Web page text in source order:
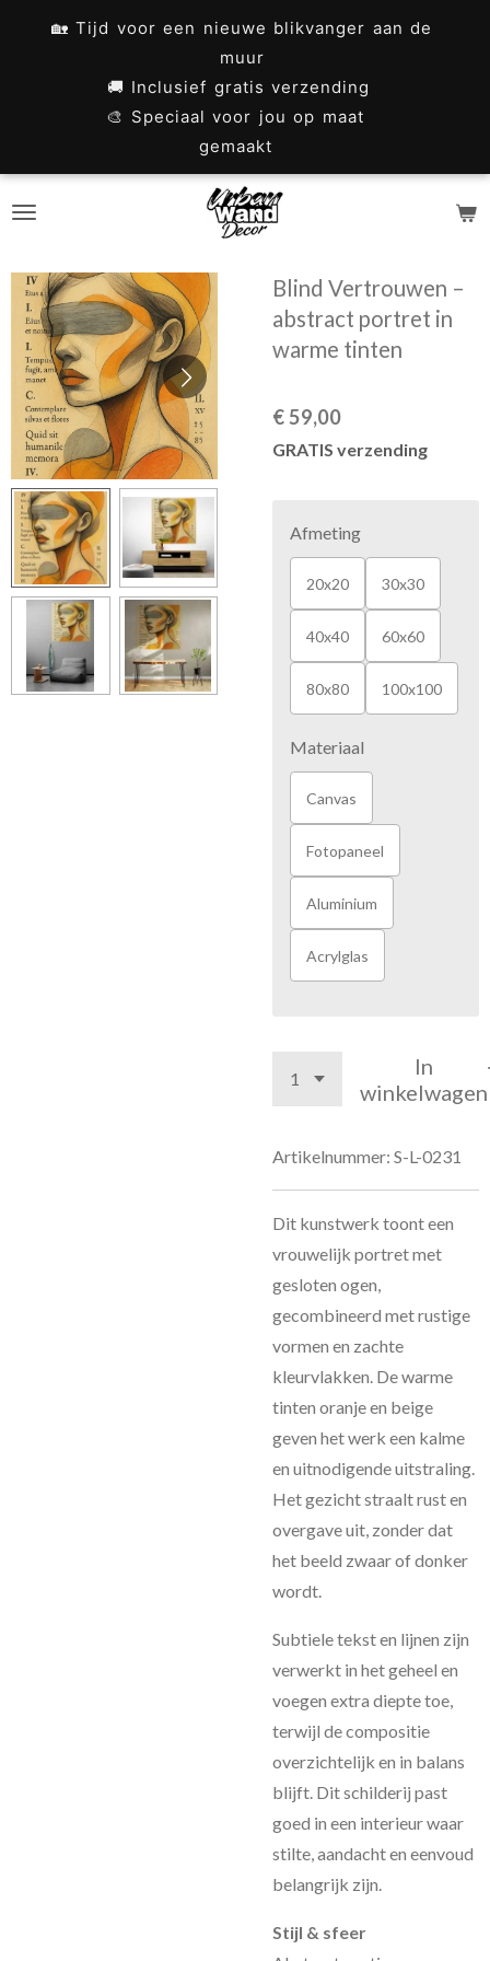
🏡 Tijd voor een nieuwe blikvanger aan de
muur
🚚 Inclusief gratis verzending
🎨 Speciaal voor jou op maat
gemaakt
Blind Vertrouwen –
abstract portret in
warme tinten
€ 59,00
GRATIS verzending
Afmeting
20x20 30x30
40x40 60x60
80x80 100x100
Materiaal
Canvas
Fotopaneel
Aluminium
Acrylglas
In
winkelwagen
Artikelnummer: S-L-0231
Dit kunstwerk toont een
vrouwelijk portret met
gesloten ogen,
gecombineerd met rustige
vormen en zachte
kleurvlakken. De warme
tinten oranje en beige
geven het werk een kalme
en uitnodigende uitstraling.
Het gezicht straalt rust en
overgave uit, zonder dat
het beeld zwaar of donker
wordt.
Subtiele tekst en lijnen zijn
verwerkt in het geheel en
voegen extra diepte toe,
terwijl de compositie
overzichtelijk en in balans
blijft. Dit schilderij past
goed in een interieur waar
stilte, aandacht en eenvoud
belangrijk zijn.
Stijl & sfeer